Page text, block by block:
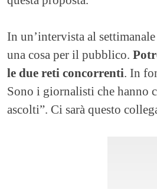
In un’intervista al
una cosa per il pubblico.
le due reti concorrenti. In
Sono i giornalisti che hanno
ascolti”. Ci sarà questo